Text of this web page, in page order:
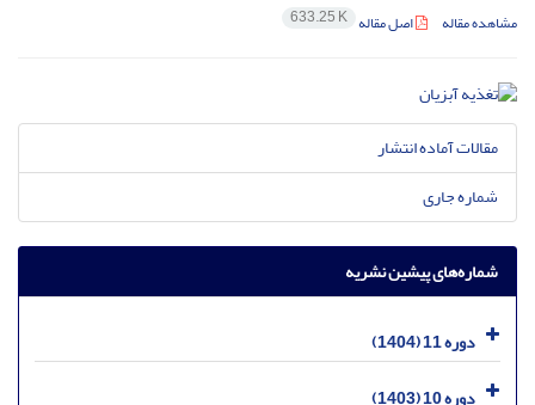
مشاهده مقاله اصل مقاله 633.25 K
مقالات آماده انتشار
شماره جاری
شماره‌های پیشین نشریه
دوره 11 (1404)